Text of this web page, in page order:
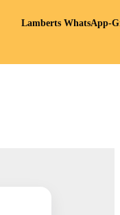
Lamberts WhatsApp-